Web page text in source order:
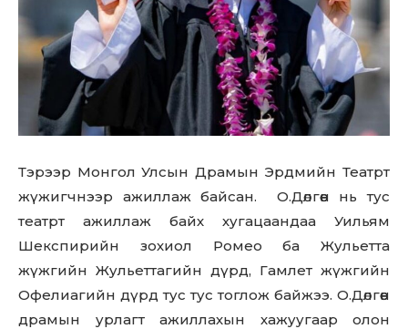
Тэрээр Монгол Улсын Драмын Эрдмийн Театрт
жүжигчнээр ажиллаж байсан. О.Дөлгөөн нь тус
театрт ажиллаж байх хугацаандаа Уильям
Шекспирийн зохиол Ромео ба Жульетта
жүжгийн Жульеттагийн дүрд, Гамлет жүжгийн
Офелиагийн дүрд тус тус тоглож байжээ. О.Дөлгөөн
драмын урлагт ажиллахын хажуугаар олон